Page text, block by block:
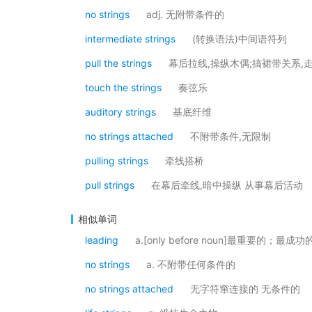
no strings adj. 无附带条件的
intermediate strings (转换语法)中间语符列
pull the strings 幕后拉线,操纵木偶;搞裙带关系,
touch the strings 奏弦乐
auditory strings 基底纤维
no strings attached 不附带条件,无限制
pulling strings 牵线搭桥
pull strings 在幕后牵线,暗中操纵 从事幕后活动
相似单词
leading
a.[only before noun]最重要的；最成功
no strings a. 不附带任何条件的
no strings attached 无字符窜连接的 无条件的